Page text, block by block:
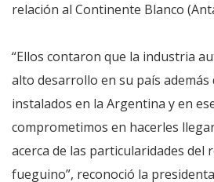
relación al Continente Blanco
“Ellos contaron que la industria
alto desarrollo en su país además
instalados en la Argentina y en
comprometimos en hacerles
acerca de las particularidades del
fueguino”, reconoció la